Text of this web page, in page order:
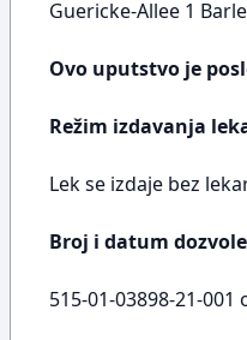
Guericke-Allee 1
Ovo uputstvo je
Režim izdavanja
Lek se izdaje bez
Broj i datum
515-01-03898-21-001